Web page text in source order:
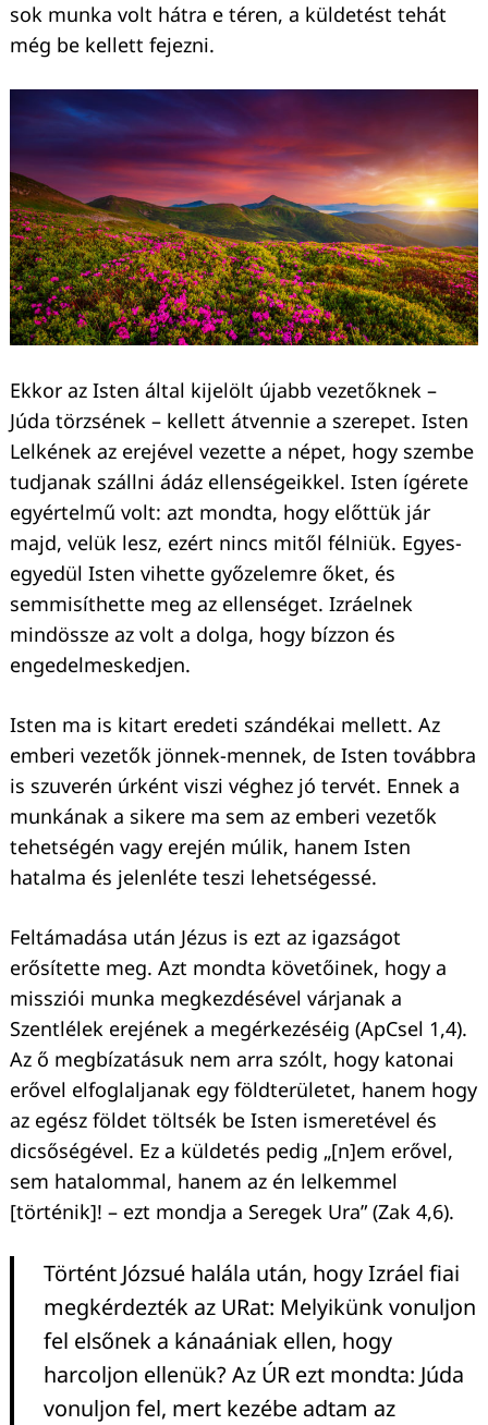
sok munka volt hátra e téren, a küldetést tehát
még be kellett fejezni.
Ekkor az Isten által kijelölt újabb vezetőknek –
Júda törzsének – kellett átvennie a szerepet. Isten
Lelkének az erejével vezette a népet, hogy szembe
tudjanak szállni ádáz ellenségeikkel. Isten ígérete
egyértelmű volt: azt mondta, hogy előttük jár
majd, velük lesz, ezért nincs mitől félniük. Egyes-
egyedül Isten vihette győzelemre őket, és
semmisíthette meg az ellenséget. Izráelnek
mindössze az volt a dolga, hogy bízzon és
engedelmeskedjen.
Isten ma is kitart eredeti szándékai mellett. Az
emberi vezetők jönnek-mennek, de Isten továbbra
is szuverén úrként viszi véghez jó tervét. Ennek a
munkának a sikere ma sem az emberi vezetők
tehetségén vagy erején múlik, hanem Isten
hatalma és jelenléte teszi lehetségessé.
Feltámadása után Jézus is ezt az igazságot
erősítette meg. Azt mondta követőinek, hogy a
missziói munka megkezdésével várjanak a
Szentlélek erejének a megérkezéséig (ApCsel 1,4).
Az ő megbízatásuk nem arra szólt, hogy katonai
erővel elfoglaljanak egy földterületet, hanem hogy
az egész földet töltsék be Isten ismeretével és
dicsőségével. Ez a küldetés pedig „[n]em erővel,
sem hatalommal, hanem az én lelkemmel
[történik]! – ezt mondja a Seregek Ura” (Zak 4,6).
Történt Józsué halála után, hogy Izráel fiai
megkérdezték az URat: Melyikünk vonuljon
fel elsőnek a kánaániak ellen, hogy
harcoljon ellenük? Az ÚR ezt mondta: Júda
vonuljon fel, mert kezébe adtam az
Keresés: